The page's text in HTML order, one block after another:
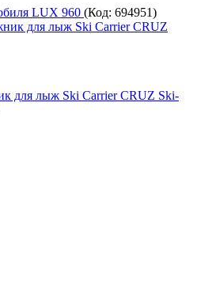
LUX 960 (Код: 694951)
для лыж Ski Carrier CRUZ Ski-